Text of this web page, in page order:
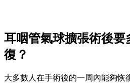
耳咽管氣球擴張術後要
復？
大多數人在手術後的一周內能夠恢